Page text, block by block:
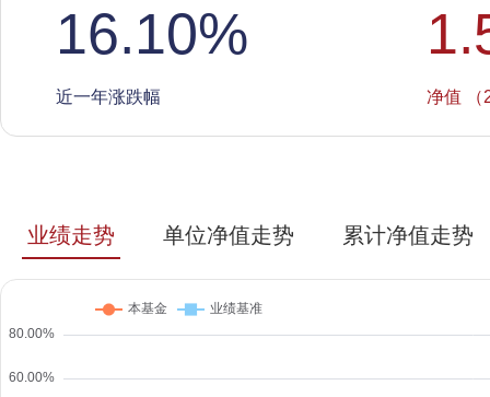
16.10%
近一年涨跌幅 净值 （
业绩走势 单位净值走势 累计净值走势